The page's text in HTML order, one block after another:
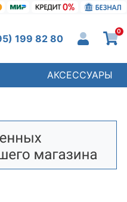
199 82 80
0
АКСЕССУАРЫ